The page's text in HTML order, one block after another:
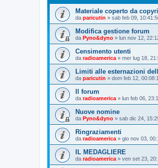
Materiale coperto da
da paricutin » sab feb 09,
Modifica gestione forum
da Pyno&dyno » lun nov 12,
Censimento utenti
da radioamerica » mer lug 18,
Limiti alle esternazioni
da paricutin » dom feb 12,
Il forum
da radioamerica » lun feb 06,
Nuove nomine
da Pyno&dyno » sab dic 24,
Ringraziamenti
da radioamerica » gio nov 03,
IL MEDAGLIERE
da radioamerica » ven set 23,